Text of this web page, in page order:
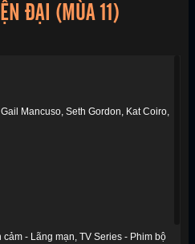
ĐẠI (MÙA 11)
Gail Mancuso Seth Gordon
Kat Coiro
cảm - Lãng mạn TV Series - Phim bộ